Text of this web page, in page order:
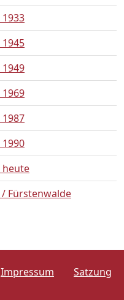
heute
/ Fürstenwalde
Impressum Satzung